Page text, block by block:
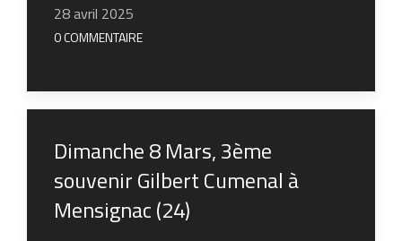
28 avril 2025
0 COMMENTAIRE
Dimanche 8 Mars, 3ème
souvenir Gilbert Cumenal à
Mensignac (24)